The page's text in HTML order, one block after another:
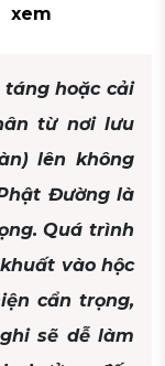
xem
hoặc cải
từ nơi lưu
lên không
Đường là
Quá trình
vào hộc
cẩn trọng,
sẽ dễ làm